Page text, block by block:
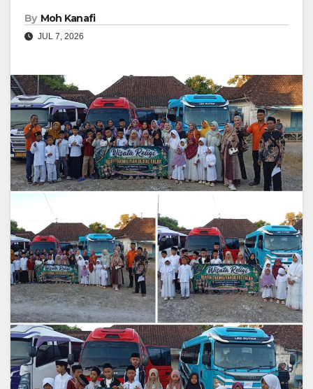
By Moh Kanafi
JUL 7, 2026